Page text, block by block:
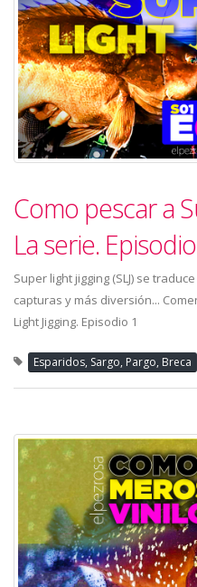
Como pescar a
La serie.
Super light jigging (SLJ) se
capturas y más diversión...
Light Jigging. Episodio 1
Esparidos, Sargo, Pargo, Breca